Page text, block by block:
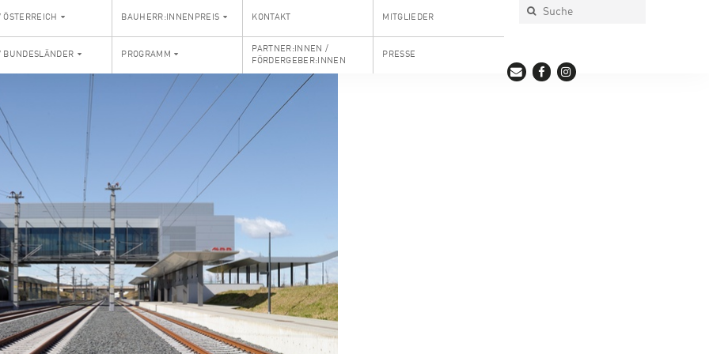
ÖSTERREICH BAUHERR:INNENPREIS KONTAKT MITGLIEDER
BUNDESLÄNDER PROGRAMM
PARTNER:INNEN /
FÖRDERGEBER:INNEN
PRESSE